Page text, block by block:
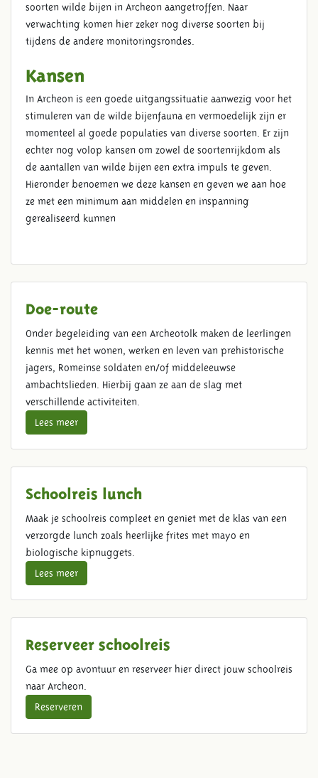
soorten wilde bijen in Archeon aangetroffen. Naar
verwachting komen hier zeker nog diverse soorten bij
tijdens de andere monitoringsrondes.
Kansen
In Archeon is een goede uitgangssituatie aanwezig voor het
stimuleren van de wilde bijenfauna en vermoedelijk zijn er
momenteel al goede populaties van diverse soorten. Er zijn
echter nog volop kansen om zowel de soortenrijkdom als
de aantallen van wilde bijen een extra impuls te geven.
Hieronder benoemen we deze kansen en geven we aan hoe
ze met een minimum aan middelen en inspanning
gerealiseerd kunnen
Doe-route
Onder begeleiding van een Archeotolk maken de leerlingen
kennis met het wonen, werken en leven van prehistorische
jagers, Romeinse soldaten en/of middeleeuwse
ambachtslieden. Hierbij gaan ze aan de slag met
verschillende activiteiten.
Lees meer
Schoolreis lunch
Maak je schoolreis compleet en geniet met de klas van een
verzorgde lunch zoals heerlijke frites met mayo en
biologische kipnuggets.
Lees meer
Reserveer schoolreis
Ga mee op avontuur en reserveer hier direct jouw schoolreis
naar Archeon.
Reserveren